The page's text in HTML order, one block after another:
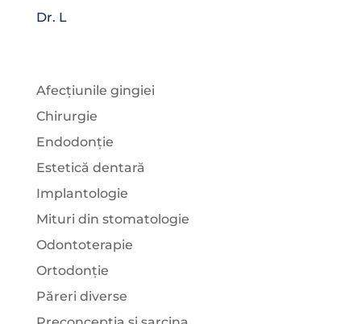
Dr. L
Afecțiunile gingiei
Chirurgie
Endodonție
Estetică dentară
Implantologie
Mituri din stomatologie
Odontoterapie
Ortodonție
Păreri diverse